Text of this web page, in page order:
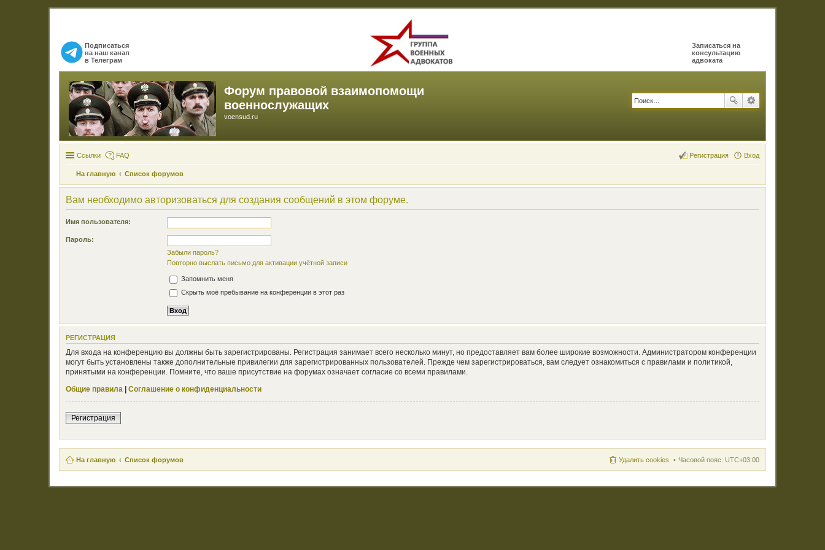
Подписаться
на наш канал
в Телеграм
Записаться на
консультацию
адвоката
Форум правовой взаимопомощи
военнослужащих
voensud.ru
Ссылки FAQ Вход
Регистрация
На главную Список форумов
Вам необходимо авторизоваться для создания сообщений в этом форуме.
Имя пользователя:
Пароль:
Забыли пароль?
Повторно выслать письмо для активации учётной записи
Запомнить меня
Скрыть моё пребывание на конференции в этот раз
РЕГИСТРАЦИЯ
Для входа на конференцию вы должны быть зарегистрированы. Регистрация занимает всего несколько минут, но предоставляет вам более широкие возможности. Администратором конференции
могут быть установлены также дополнительные привилегии для зарегистрированных пользователей. Прежде чем зарегистрироваться, вам следует ознакомиться с правилами и политикой,
принятыми на конференции. Помните, что ваше присутствие на форумах означает согласие со всеми правилами.
Общие правила | Соглашение о конфиденциальности
Регистрация
На главную Список форумов Часовой пояс: UTC+03:00
Удалить cookies